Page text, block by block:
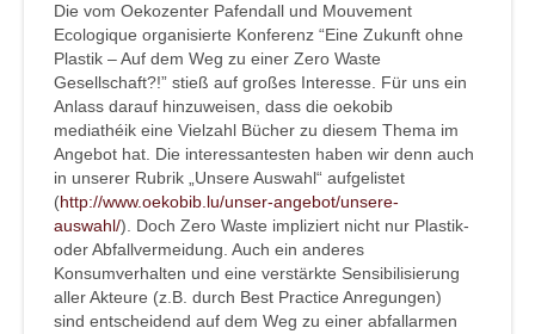
Die vom Oekozenter Pafendall und Mouvement
Ecologique organisierte Konferenz “Eine Zukunft ohne
Plastik – Auf dem Weg zu einer Zero Waste
Gesellschaft?!” stieß auf großes Interesse. Für uns ein
Anlass darauf hinzuweisen, dass die oekobib
mediathéik eine Vielzahl Bücher zu diesem Thema im
Angebot hat. Die interessantesten haben wir denn auch
in unserer Rubrik „Unsere Auswahl“ aufgelistet
(http://www.oekobib.lu/unser-angebot/unsere-
auswahl/). Doch Zero Waste impliziert nicht nur Plastik-
oder Abfallvermeidung. Auch ein anderes
Konsumverhalten und eine verstärkte Sensibilisierung
aller Akteure (z.B. durch Best Practice Anregungen)
sind entscheidend auf dem Weg zu einer abfallarmen